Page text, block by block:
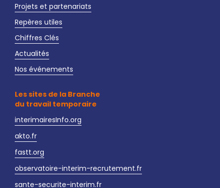
Projets et partenariats
Repères utiles
Chiffres Clés
Actualités
Nos événements
Les sites de la Branche
du travail temporaire
interimairesInfo.org
akto.fr
fastt.org
observatoire-interim-recrutement.fr
sante-securite-interim.fr